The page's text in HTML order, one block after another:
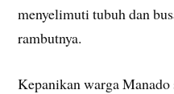
menyelimuti tubuh dan
rambutnya.
Kepanikan warga